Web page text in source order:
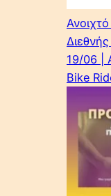
19/06 |
Bike